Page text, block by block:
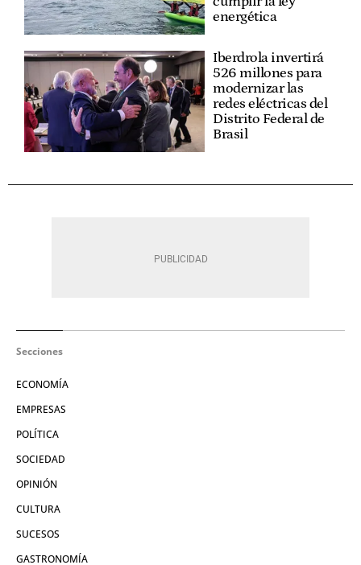
energética
Iberdrola invertirá
526 millones para
modernizar las
redes eléctricas del
Distrito Federal de
Brasil
Secciones
ECONOMÍA
EMPRESAS
POLÍTICA
SOCIEDAD
OPINIÓN
CULTURA
SUCESOS
GASTRONOMÍA